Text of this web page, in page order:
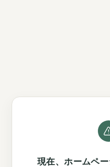
現在、ホームペ